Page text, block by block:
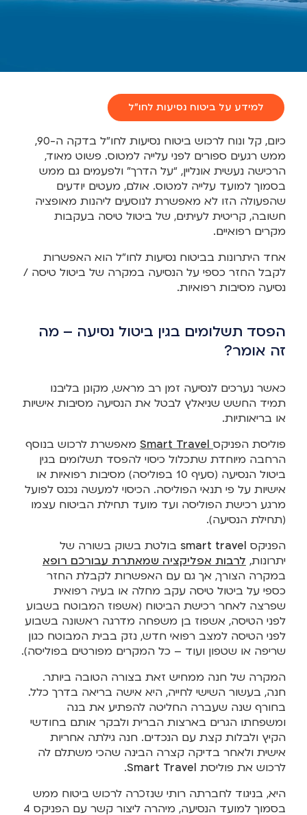
למידע על ביטוח נסיעות לחו"ל
כיום, קל ונוח לרכוש ביטוח נסיעות לחו”ל בדקה ה-90,
ממש רגעים ספורים לפני עלייה למטוס. פשוט מאוד,
הרכישה נעשית אונליין, “על הדרך” ולפעמים גם ממש
בסמוך למועד עלייה למטוס. אולם, מעטים יודעים
שהפעולה הזו לא מאפשרת לנוסעים ליהנות מאופציה
חשובה, קריטית לעיתים, של ביטול טיסה בעקבות
מקרים רפואיים.
אחד היתרונות בביטוח נסיעות לחו”ל הוא האפשרות
לקבל החזר כספי על הנסיעה במקרה של ביטול טיסה /
נסיעה מסיבות רפואיות.
הפסד תשלומים בגין ביטול נסיעה – מה
זה אומר?
כאשר נערכים לנסיעה זמן רב מראש, מקונן בליבנו
תמיד החשש שניאלץ לבטל את הנסיעה מסיבות אישיות
או בריאותיות.
פוליסת הפניקסSmart Travel
מאפשרת לרכוש בנוסף
הרחבה מיוחדת שתכלול כיסוי להפסד תשלומים בגין
ביטול הנסיעה (סעיף 10 בפוליסה) מסיבות רפואיות או
אישיות על פי תנאי הפוליסה. הכיסוי למעשה נכנס לפועל
מרגע רכישת הפוליסה ועד מועד תחילת הביטוח עצמו
(תחילת הנסיעה).
הפניקס smart travel בולטת בשוק בשורה של
יתרונות, לרבות אפליקציה שמאתרת עבורכם רופא
במקרה הצורך, אך גם עם האפשרות לקבלת החזר
כספי על ביטול טיסה עקב מחלה או בעיה רפואית
שפרצה לאחר רכישת הביטוח (אשפוז המבוטח בשבוע
לפני הטיסה, אשפוז בן משפחה מדרגה ראשונה בשבוע
לפני הטיסה למצב רפואי חדש, נזק בבית המבוטח כגון
שריפה או שטפון ועוד – כל המקרים מפורטים בפוליסה).
המקרה של חנה ממחיש זאת בצורה הטובה ביותר.
חנה, בעשור השישי לחייה, היא אישה בריאה בדרך כלל.
בחורף שנה שעברה החליטה להפתיע את בנה
ומשפחתו הגרים בארצות הברית ולבקר אותם בחודשי
הקיץ ולבלות קצת עם הנכדים. חנה גילתה אחריות
אישית ולאחר בדיקה קצרה הבינה שהכי משתלם לה
לרכוש את פוליסת Smart Travel
.
היא, בניגוד לחברתה רותי שנזכרה לרכוש ביטוח ממש
בסמוך למועד הנסיעה, מיהרה ליצור קשר עם הפניקס 4